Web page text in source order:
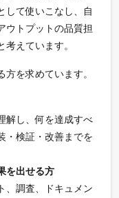
して使いこなし、自
ウトプットの品質担
えています。
を求めています。
解し、何を達成すべ
・検証・改善までを
を出せる方
、調査、ドキュメン